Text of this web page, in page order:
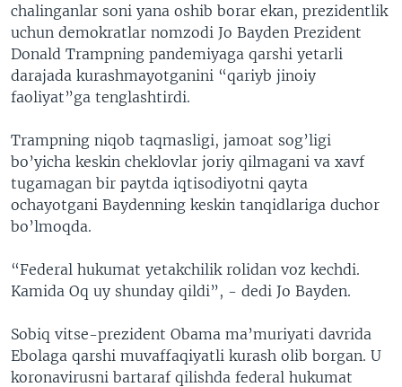
chalinganlar soni yana oshib borar ekan, prezidentlik
uchun demokratlar nomzodi Jo Bayden Prezident
Donald Trampning pandemiyaga qarshi yetarli
darajada kurashmayotganini “qariyb jinoiy
faoliyat”ga tenglashtirdi.
Trampning niqob taqmasligi, jamoat sog’ligi
bo’yicha keskin cheklovlar joriy qilmagani va xavf
tugamagan bir paytda iqtisodiyotni qayta
ochayotgani Baydenning keskin tanqidlariga duchor
bo’lmoqda.
“Federal hukumat yetakchilik rolidan voz kechdi.
Kamida Oq uy shunday qildi”, - dedi Jo Bayden.
Sobiq vitse-prezident Obama ma’muriyati davrida
Ebolaga qarshi muvaffaqiyatli kurash olib borgan. U
koronavirusni bartaraf qilishda federal hukumat